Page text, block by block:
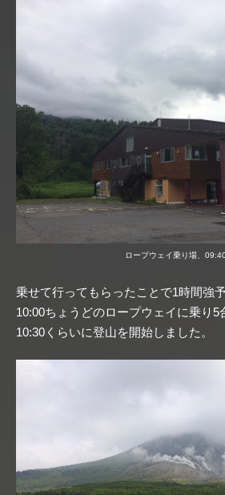
ロープウェイ乗り場、
乗せて行ってもらったことで1時間強
10:00ちょうどのロープウェイに乗り5
10:30くらいに登山を開始しました。